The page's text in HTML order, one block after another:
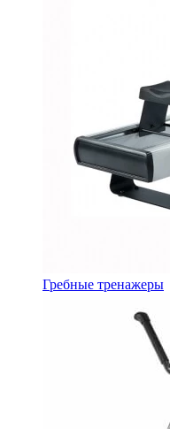
Гребные тренажеры